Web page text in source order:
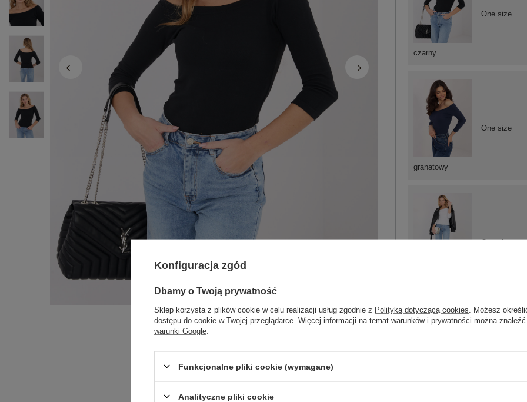
granatowy
One size
One size
czarny
One size
Konfiguracja zgód
Dbamy o Twoją prywatność
Sklep korzysta z plików cookie w celu realizacji usług zgodnie z Polityką dotyczącą cookies . Możesz
dostępu do cookie w Twojej przeglądarce. Więcej informacji na temat warunków i prywatności można
warunki Google
Funkcjonalne pliki cookie (wymagane)
Analityczne pliki cookie